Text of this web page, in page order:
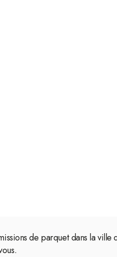
de parquet dans la